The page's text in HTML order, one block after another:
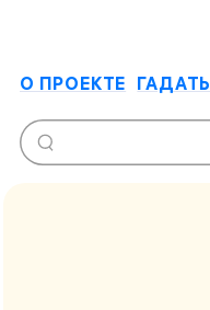
О ПРОЕКТЕ ГАДАТЬ